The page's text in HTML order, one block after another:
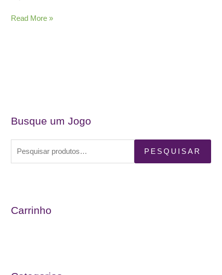
Joga
Read More »
Busque um Jogo
PESQUISAR
Carrinho